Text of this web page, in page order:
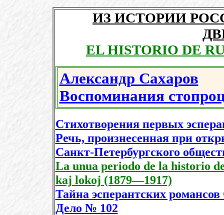
ИЗ ИСТОРИИ
EL HISTORIO DE
Александр Сахаров
Воспоминания
Стихотворения первых
Речь, произнесенная при
Санкт-Петербургского
La unua periodo de la historio
kaj lokoj (1879—1917)
Тайна эсперантских
Дело № 102